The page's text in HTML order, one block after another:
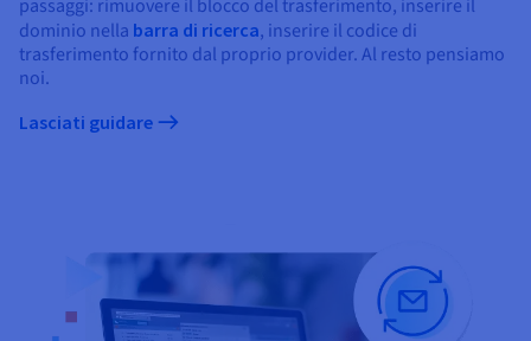
Tariffe
Disponibilità per Region
Documentazione
Osservabilità
Roadmap & Changelog
Roadmap & Changelog
Roadmap & Changelog
Roadmap & Changelog
passaggi: rimuovere il blocco del trasferimento, inserire il
dominio nella barra di ricerca, inserire il codice di
trasferimento fornito dal proprio provider. Al resto pensiamo
noi.
Lasciati guidare